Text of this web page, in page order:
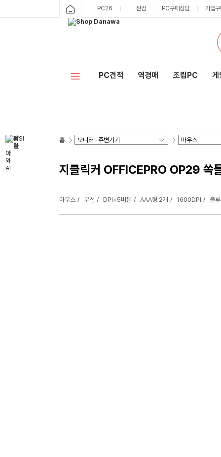
PC26 싼컴 PC구매상담 기업
PC견적 역경매 조립PC 게
홈
지클릭커 OFFICEPRO OP29 쏙
마우스 무선 DPI+5버튼 AAA형 2개 1600DPI 블